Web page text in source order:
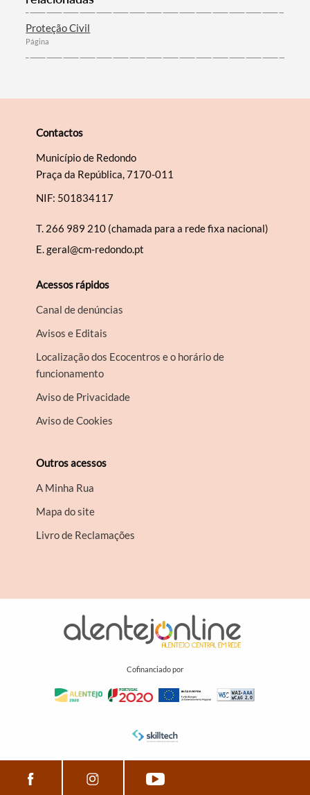
Proteção Civil
Página
Contactos
Município de Redondo
Praça da República, 7170-011
NIF: 501834117
T. 266 989 210 (chamada para a rede fixa nacional)
E.geral@cm-redondo.pt
Acessos rápidos
Canal de denúncias
Avisos e Editais
Localização dos Ecocentros e o horário de
funcionamento
Aviso de Privacidade
Aviso de Cookies
Outros acessos
A Minha Rua
Mapa do site
Livro de Reclamações
Cofinanciado por